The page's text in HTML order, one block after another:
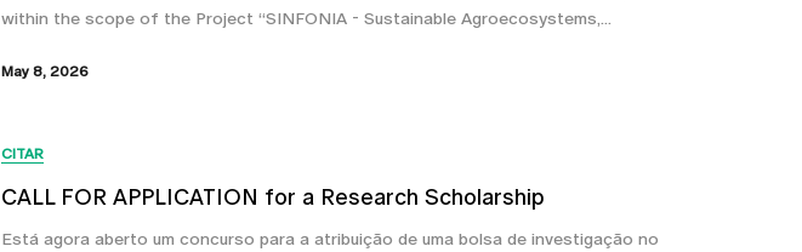
within the scope of the Project “SINFONIA - Sustainable Agroecosystems,...
May 8, 2026
CITAR
CALL FOR APPLICATION for a Research Scholarship
Está agora aberto um concurso para a atribuição de uma bolsa de investigação no